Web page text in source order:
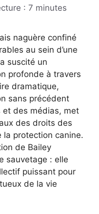
: 7 minutes
naguère confiné
au sein d’une
suscité un
profonde à travers
dramatique,
sans précédent
et des médias, met
des droits des
la protection canine.
de Bailey
sauvetage : elle
puissant pour
de la vie